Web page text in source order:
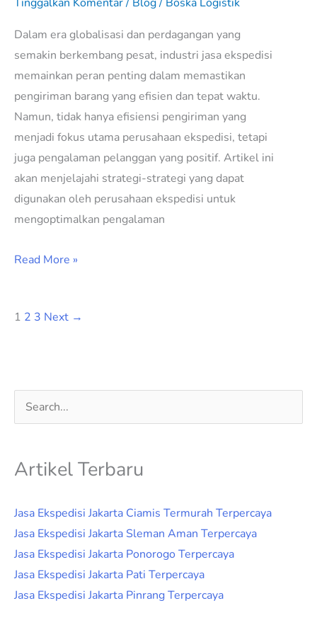
Dalam era globalisasi dan perdagangan yang
semakin berkembang pesat, industri jasa ekspedisi
memainkan peran penting dalam memastikan
pengiriman barang yang efisien dan tepat waktu.
Namun, tidak hanya efisiensi pengiriman yang
menjadi fokus utama perusahaan ekspedisi, tetapi
juga pengalaman pelanggan yang positif. Artikel ini
akan menjelajahi strategi-strategi yang dapat
digunakan oleh perusahaan ekspedisi untuk
mengoptimalkan pengalaman
Read More »
1 2 3 Next →
Cari
untuk:
Artikel Terbaru
Jasa Ekspedisi Jakarta Ciamis Termurah Terpercaya
Jasa Ekspedisi Jakarta Sleman Aman Terpercaya
Jasa Ekspedisi Jakarta Ponorogo Terpercaya
Jasa Ekspedisi Jakarta Pati Terpercaya
Jasa Ekspedisi Jakarta Pinrang Terpercaya